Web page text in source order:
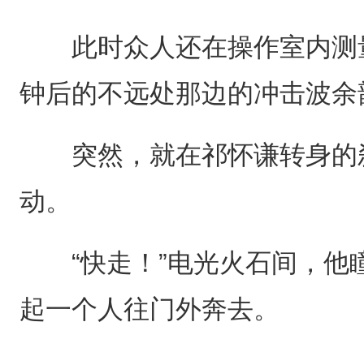
此时众人还在操作室内测
钟后的不远处那边的冲击波
突然，就在祁怀谦转身的
动。
“快走！”电光火石间，他
起一个人往门外奔去。